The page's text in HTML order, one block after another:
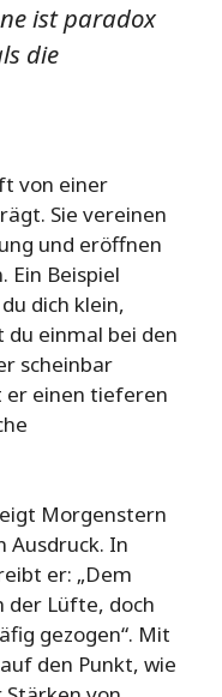
ist paradox
die
von einer
Sie vereinen
und eröffnen
Ein Beispiel
dich klein,
einmal bei den
scheinbar
er einen tieferen
Morgenstern
Ausdruck. In
er: „Dem
der Lüfte, doch
gezogen“. Mit
den Punkt, wie